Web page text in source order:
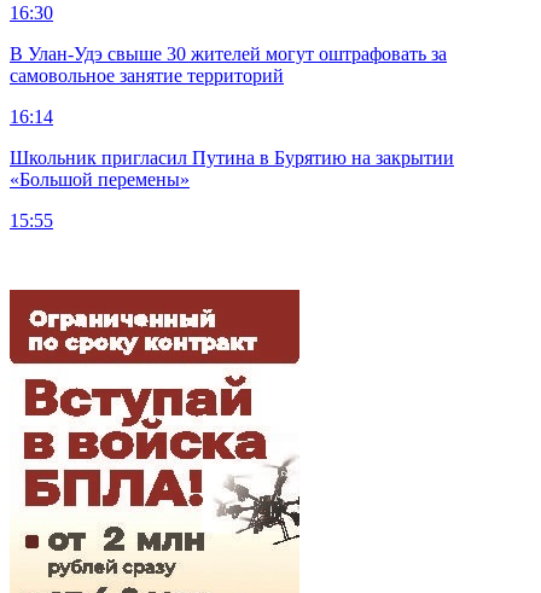
16:30
В Улан-Удэ свыше 30 жителей могут оштрафовать за
самовольное занятие территорий
16:14
Школьник пригласил Путина в Бурятию на закрытии
«Большой перемены»
15:55